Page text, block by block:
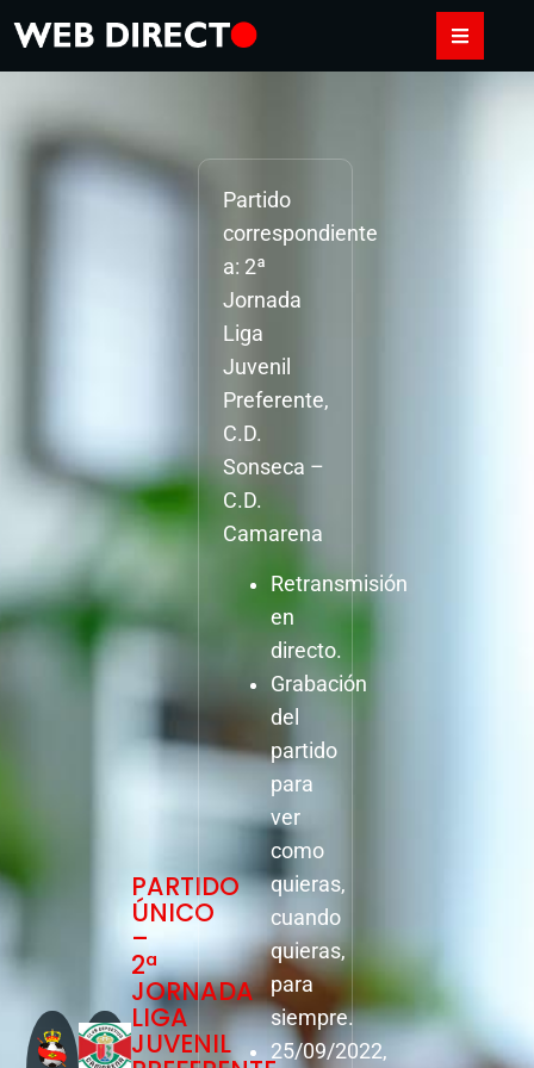
PARTIDO
ÚNICO
–
2ª
JORNADA
LIGA
JUVENIL
Partido
correspondiente
a: 2ª
Jornada
Liga
Juvenil
Preferente,
C.D.
Sonseca –
C.D.
Camarena
Retransmisión
en
directo.
Grabación
del
partido
para
ver
como
quieras,
cuando
quieras,
para
siempre.
25/09/2022,